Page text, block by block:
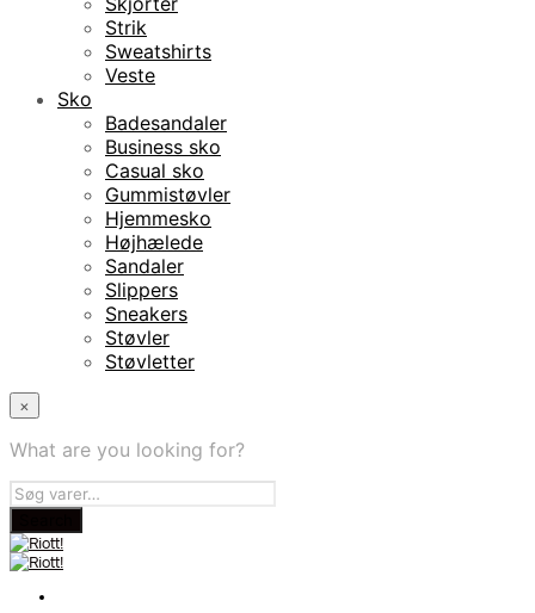
Strik
Sweatshirts
Veste
Sko
Badesandaler
Business sko
Casual sko
Gummistøvler
Hjemmesko
Højhælede
Sandaler
Slippers
Sneakers
Støvler
Støvletter
×
What are you looking for?